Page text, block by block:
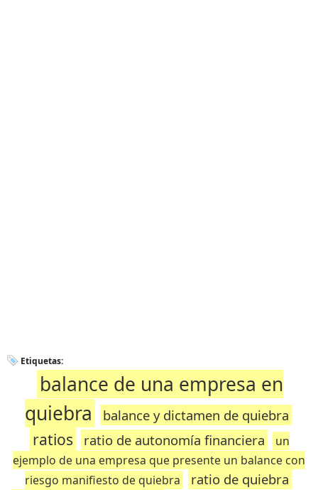
Etiquetas:
balance de una empresa en
quiebra
balance y dictamen de quiebra
ratios ratio de autonomía financiera
un
ejemplo de una empresa que presente un balance con
riesgo manifiesto de quiebra
ratio de quiebra